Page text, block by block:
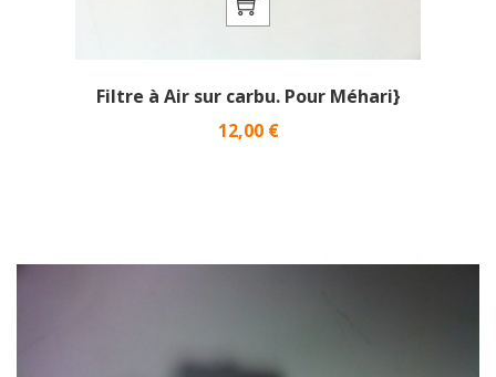
Filtre à Air sur carbu. Pour Méhari}
Prix
12,00 €